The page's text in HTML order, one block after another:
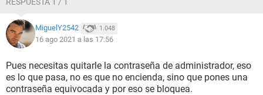
MiguelY2542 1.048
16 ago 2021 a las 17:56
Pues necesitas quitarle la contraseña de administrador, eso
es lo que pasa, no es que no encienda, sino que pones una
contraseña equivocada y por eso se bloquea.